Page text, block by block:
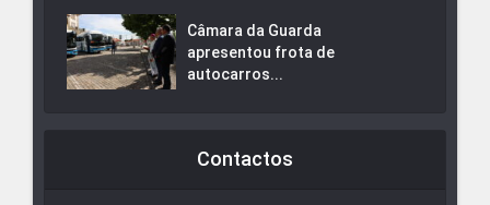
Câmara da Guarda
apresentou frota de
autocarros...
Contactos